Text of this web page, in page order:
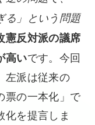
る」という問題
憲反対派の議席
高いです。今回
左派は従来の
票の一本化」で
を提言しま